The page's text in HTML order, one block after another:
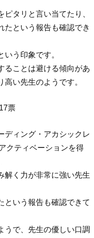
タリと言い当てたり、
たという報告も確認でき
う印象です。
ることは避ける傾向があ
い先生のようです。
17票
ディング・アカシックレ
クティベーションを得
解く力が非常に強い先生
という報告も確認できて
うで、先生の優しい口調